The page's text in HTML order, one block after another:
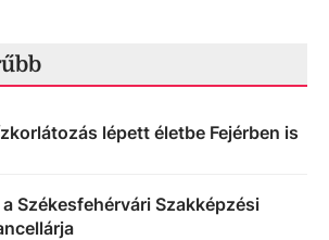
lépett életbe Fejérben is
Székesfehérvári Szakképzési